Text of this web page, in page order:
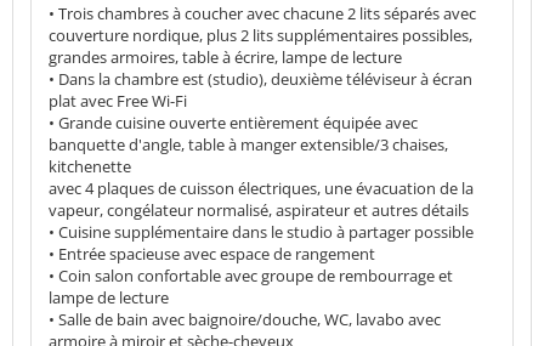
• Trois chambres à coucher avec chacune 2 lits séparés avec
couverture nordique, plus 2 lits supplémentaires possibles,
grandes armoires, table à écrire, lampe de lecture
• Dans la chambre est (studio), deuxième téléviseur à écran
plat avec Free Wi-Fi
• Grande cuisine ouverte entièrement équipée avec
banquette d'angle, table à manger extensible/3 chaises,
kitchenette
avec 4 plaques de cuisson électriques, une évacuation de la
vapeur, congélateur normalisé, aspirateur et autres détails
• Cuisine supplémentaire dans le studio à partager possible
• Entrée spacieuse avec espace de rangement
• Coin salon confortable avec groupe de rembourrage et
lampe de lecture
• Salle de bain avec baignoire/douche, WC, lavabo avec
armoire à miroir et sèche-cheveux